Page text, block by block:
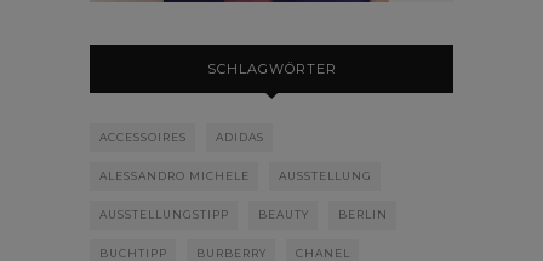
SCHLAGWÖRTER
ACCESSOIRES ADIDAS
ALESSANDRO MICHELE AUSSTELLUNG
AUSSTELLUNGSTIPP BEAUTY BERLIN
BUCHTIPP BURBERRY CHANEL